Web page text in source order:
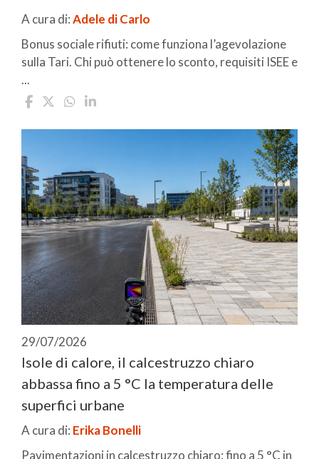
A cura di:Adele di Carlo
Bonus sociale rifiuti: come funziona l’agevolazione
sulla Tari. Chi può ottenere lo sconto, requisiti ISEE e
...
29/07/2026
Isole di calore, il calcestruzzo chiaro
abbassa fino a 5 °C la temperatura delle
superfici urbane
A cura di: Erika Bonelli
Pavimentazioni in calcestruzzo chiaro: fino a 5 °C in